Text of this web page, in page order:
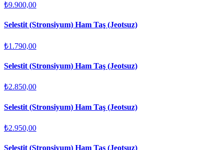
₺9.900,00
Selestit (Stronsiyum) Ham Taş (Jeotsuz)
₺1.790,00
Selestit (Stronsiyum) Ham Taş (Jeotsuz)
₺2.850,00
Selestit (Stronsiyum) Ham Taş (Jeotsuz)
₺2.950,00
Selestit (Stronsiyum) Ham Taş (Jeotsuz)